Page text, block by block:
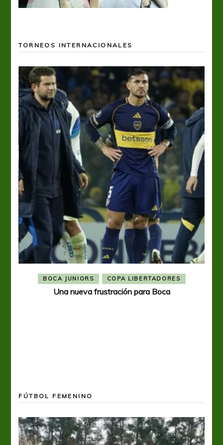
TORNEOS INTERNACIONALES
BOCA JUNIORS COPA LIBERTADORES
Una nueva frustración para Boca
FÚTBOL FEMENINO